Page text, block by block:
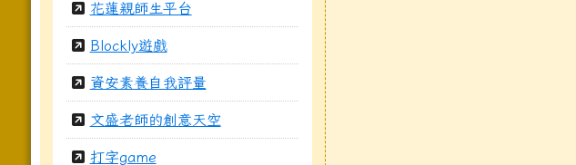
花蓮親師生平台
Blockly遊戲
資安素養自我評量
文盛老師的創意天空
打字game